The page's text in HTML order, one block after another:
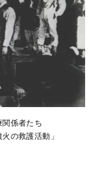
係者たち
の救護活動」